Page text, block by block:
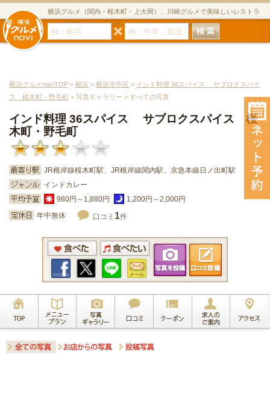
横浜グルメ（関内・桜木町・上大岡）、川崎グルメで美味しいレストラ
ン・居酒屋・ダイニングバー・スイーツのグルメサイト
横浜グルメnaviTOP > 横浜 > 横浜市中区 > インド料理 36スパイス サブロクスパイ
ス 桜木町・野毛町 > 写真ギャラリー > すべての写真
インド料理 36スパイス サブロクスパイス 桜
木町・野毛町
JR根岸線桜木町駅、JR根岸線関内駅、京急本線日ノ出町駅
インドカレー
980円～1,880円
1,200円～2,000円
年中無休
口コミ 1件